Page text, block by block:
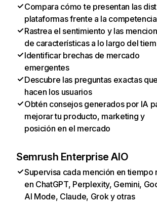
Compara cómo te presentan las
plataformas frente a la competencia
Rastrea el sentimiento y las
de características a lo largo del
Identificar brechas de mercado
emergentes
Descubre las preguntas exactas
hacen los usuarios
Obtén consejos generados por IA
mejorar tu producto, marketing y
posición en el mercado
Semrush Enterprise AIO
Supervisa cada mención en tiempo
en ChatGPT, Perplexity, Gemini,
AI Mode, Claude, Grok y otras